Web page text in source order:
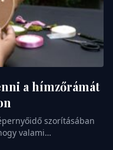
a hímzőrámát
szorításában
valami